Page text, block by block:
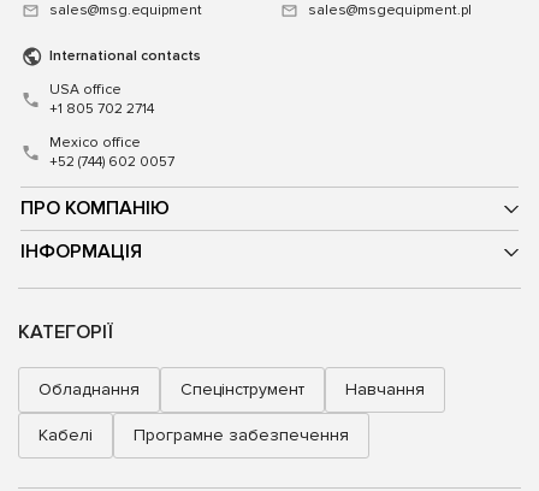
ПРО КОМПАНІЮ
ІНФОРМАЦІЯ
sales@msg.equipment
sales@msgequipment.pl
International contacts
USA office
+1 805 702 2714
Mexico office
+52 (744) 602 0057
КАТЕГОРІЇ
Обладнання Спецінструмент Навчання
Кабелі Програмне забезпечення